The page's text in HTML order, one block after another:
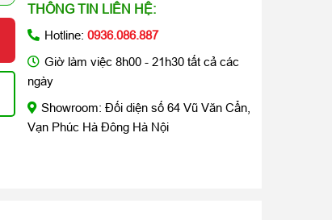
THÔNG TIN LIÊN HỆ:
Hotline: 0936.086.887
Giờ làm việc 8h00 - 21h30 tất cả các
ngày
Showroom: Đối diện số 64 Vũ Văn Cẩn,
Vạn Phúc Hà Đông Hà Nội